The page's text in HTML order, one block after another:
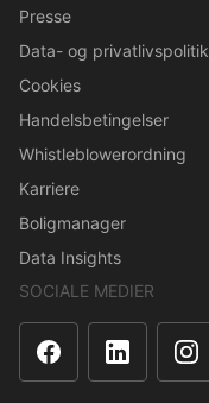
Presse
Data- og privatlivspolitik
Cookies
Handelsbetingelser
Whistleblowerordning
Karriere
Boligmanager
Data Insights
SOCIALE MEDIER